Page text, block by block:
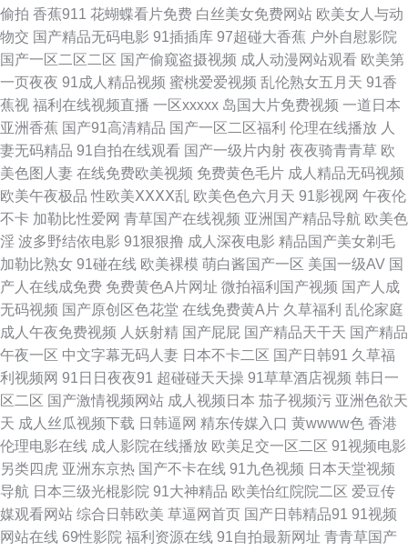
在线 91次员 精品中文字幕 青青草原免费观看 婷婷丁香无码下载 电影搜索在
线观看 免费观看91 美女被艹抠逼十八 久草资源福利 草莓网站 成人欧美免费
观看 一本色色免费视频 91黃頁網址 69久久99精品久久 超碰超在线 女上位
av 欧美三级网 欧洲久插视频在线 人妖群交乱交 国产偷人在线 精品国产免费
爽爽 亚洲色涩五月天 99资源人妻y 中文字幕臀AV久色 五月花AV电影网 日韩
影 色噜噜噜精品 影音先锋色91 女同性恋视频 男人的天堂污黄色 欧美三级网
络站 美女尤物强操 国产精品一二三区视频 国产日九九在线 国产男女操 91社
区入口 性生活免费看 欧美性爱com 成人欧美视频区一区二区 男人天堂国内
精品 欧美老妇性交 91黄色色网 在线黑料国产精品 人妻九色 久久久精品日本
一区 日本黄色网 色欲三级毛片网站 东京热色图片网 国产欧美精神日韩 精品
国产区 AV黄色网址 91茄子插 性交影片 日韩情色毛片 欧美久久久网 人妻少
妇无码精品 日韩女同视频 另类综合在线 国产精品免费啪啪 狠狠色欧美一区
偷拍 香蕉911 花蝴蝶看片免费 白丝美女免费网站 欧美女人与动
物交 国产精品无码电影 91插插库 97超碰大香蕉 户外自慰影院
国产一区二区二区 国产偷窥盗摄视频 成人动漫网站观看 欧美第
一页夜夜 91成人精品视频 蜜桃爱爱视频 乱伦熟女五月天 91香
蕉视 福利在线视频直播 一区xxxxx 岛国大片免费视频 一道日本
亚洲香蕉 国产91高清精品 国产一区二区福利 伦理在线播放 人
妻无码精品 91自拍在线观看 国产一级片内射 夜夜骑青青草 欧
美色图人妻 在线免费欧美视频 免费黄色毛片 成人精品无码视频
欧美午夜极品 性欧美ⅩⅩⅩⅩ乱 欧美色色六月天 91影视网 午夜伦
不卡 加勒比性爱网 青草国产在线视频 亚洲国产精品导航 欧美色
淫 波多野结依电影 91狠狠撸 成人深夜电影 精品国产美女剃毛
加勒比熟女 91碰在线 欧美裸模 萌白酱国产一区 美国一级AV 国
产人在线成免费 免费黄色A片网址 微拍福利国产视频 国产人成
无码视频 国产原创区色花堂 在线免费黄A片 久草福利 乱伦家庭
成人午夜免费视频 人妖射精 国产屁屁 国产精品天干天 国产精品
午夜一区 中文字幕无码人妻 日本不卡二区 国产日韩91 久草福
利视频网 91日日夜夜91 超碰碰天天操 91草草酒店视频 韩日一
区二区 国产激情视频网站 成人视频日本 茄子视频污 亚洲色欲天
天 成人丝瓜视频下载 日韩逼网 精东传媒入口 黄wwww色 香港
伦理电影在线 成人影院在线播放 欧美足交一区二区 91视频电影
另类四虎 亚洲东京热 国产不卡在线 91九色视频 日本天堂视频
导航 日本三级光棍影院 91大神精品 欧美怡红院院二区 爱豆传
媒观看网站 综合日韩欧美 草逼网首页 国产日韩精品91 91视频
网站在线 69性影院 福利资源在线 91自拍最新网址 青青草国产